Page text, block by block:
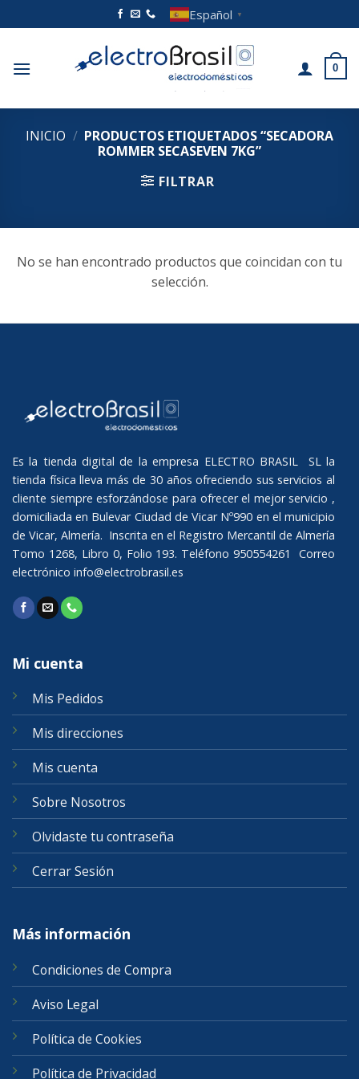
al
Español ▼
0
INICIO / PRODUCTOS ETIQUETADOS “SECADORA
ROMMER SECASEVEN 7KG”
FILTRAR
No se han encontrado productos que coincidan con tu
selección.
Es la tienda digital de la empresa ELECTRO BRASIL SL la
tienda física lleva más de 30 años ofreciendo sus servicios al
cliente siempre esforzándose para ofrecer el mejor servicio ,
domiciliada en Bulevar Ciudad de Vicar Nº990 en el municipio
de Vicar, Almería. Inscrita en el Registro Mercantil de Almería
Tomo 1268, Libro 0, Folio 193. Teléfono 950554261 Correo
electrónico info@electrobrasil.es
Mi cuenta
Mis Pedidos
Mis direcciones
Mis cuenta
Sobre Nosotros
Olvidaste tu contraseña
Cerrar Sesión
Más información
Condiciones de Compra
Aviso Legal
Política de Cookies
Política de Privacidad